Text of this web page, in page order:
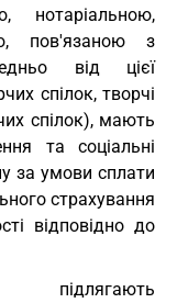
нотаріальною,
пов'язаною з
від цієї
спілок, творчі
спілок), мають
та соціальні
за умови сплати
страхування
відповідно до